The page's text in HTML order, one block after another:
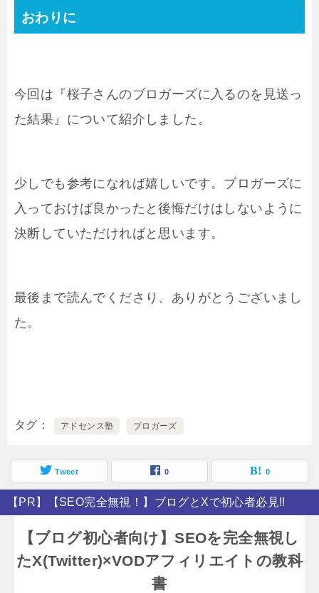
おわりに
今回は『桜子さんのブロガーズに入るのを見送っ
た結果』について紹介しました。
少しでも参考になれば嬉しいです。ブロガーズに
入っておけば良かったと後悔だけはしないように
決断していただければと思います。
最後まで読んでくださり、ありがとうございまし
た。
タグ アドセンス塾 ブロガーズ
Tweet 0 0
【PR】【SEO完全無視！】ブログとXで初心者必見!!
【ブログ初心者向け】SEOを完全無視し
たX(Twitter)×VODアフィリエイトの教科
書